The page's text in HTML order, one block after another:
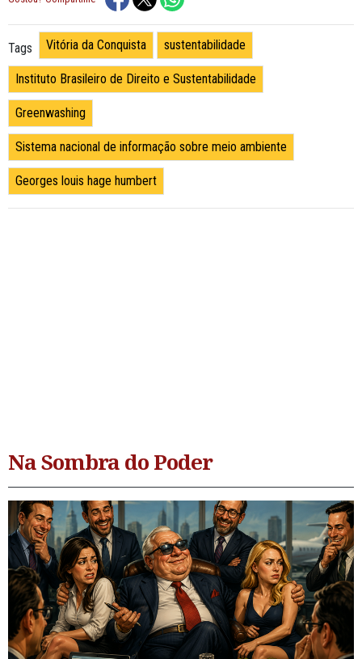
Tags Vitória da Conquista sustentabilidade
Instituto Brasileiro de Direito e Sustentabilidade
Greenwashing
Sistema nacional de informação sobre meio ambiente
Georges louis hage humbert
Na Sombra do Poder